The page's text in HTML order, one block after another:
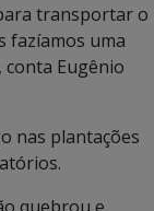
transportar o
fazíamos uma
Eugênio
nas plantações